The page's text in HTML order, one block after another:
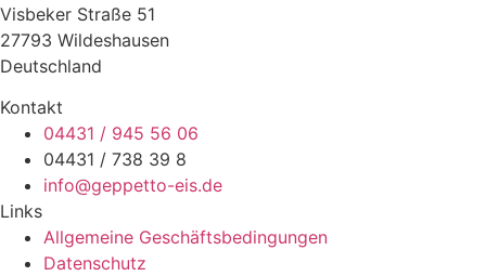
Visbeker Straße 51
27793 Wildeshausen
Deutschland
Kontakt
04431 / 945 56 06
04431 / 738 39 8
info@geppetto-eis.de
Links
Allgemeine Geschäftsbedingungen
Datenschutz